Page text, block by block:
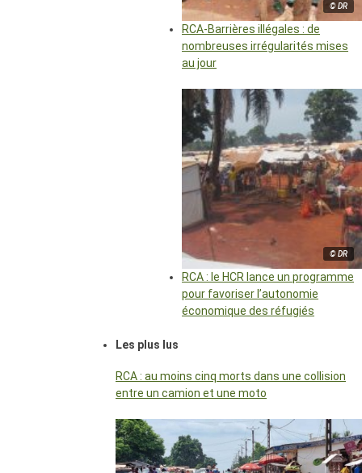
© DR
RCA-Barrières illégales : de
nombreuses irrégularités mises
au jour
© DR
RCA : le HCR lance un programme
pour favoriser l’autonomie
économique des réfugiés
Les plus lus
RCA : au moins cinq morts dans une collision
entre un camion et une moto